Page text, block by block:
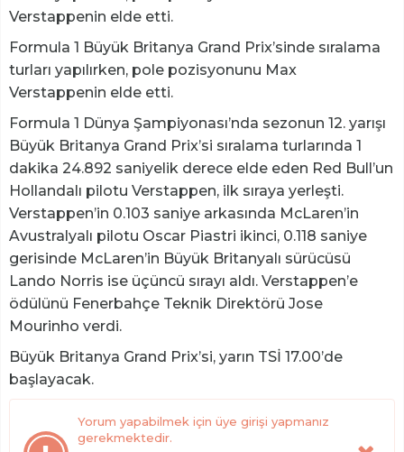
Verstappenin elde etti.
Formula 1 Büyük Britanya Grand Prix’sinde sıralama
turları yapılırken, pole pozisyonunu Max
Verstappenin elde etti.
Formula 1 Dünya Şampiyonası’nda sezonun 12. yarışı
Büyük Britanya Grand Prix’si sıralama turlarında 1
dakika 24.892 saniyelik derece elde eden Red Bull’un
Hollandalı pilotu Verstappen, ilk sıraya yerleşti.
Verstappen’in 0.103 saniye arkasında McLaren’in
Avustralyalı pilotu Oscar Piastri ikinci, 0.118 saniye
gerisinde McLaren’in Büyük Britanyalı sürücüsü
Lando Norris ise üçüncü sırayı aldı. Verstappen’e
ödülünü Fenerbahçe Teknik Direktörü Jose
Mourinho verdi.
Büyük Britanya Grand Prix’si, yarın TSİ 17.00’de
başlayacak.
Yorum yapabilmek için üye girişi yapmanız
gerekmektedir.